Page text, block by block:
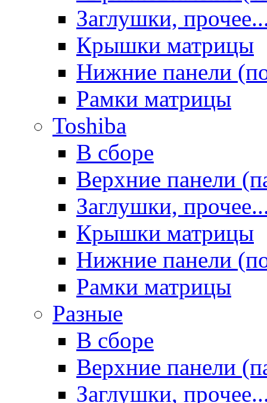
Заглушки,
Крышки матрицы
Нижние панели
Рамки матрицы
Toshiba
В сборе
Верхние панели
Заглушки,
Крышки матрицы
Нижние панели
Рамки матрицы
Разные
В сборе
Верхние панели
Заглушки,